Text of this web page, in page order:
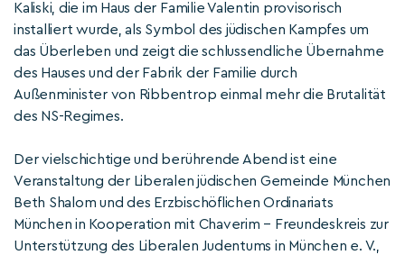
Kaliski, die im Haus der Familie Valentin provisorisch
installiert wurde, als Symbol des jüdischen Kampfes um
das Überleben und zeigt die schlussendliche Übernahme
des Hauses und der Fabrik der Familie durch
Außenminister von Ribbentrop einmal mehr die Brutalität
des NS-Regimes.
Der vielschichtige und berührende Abend ist eine
Veranstaltung der Liberalen jüdischen Gemeinde München
Beth Shalom und des Erzbischöflichen Ordinariats
München in Kooperation mit Chaverim – Freundeskreis zur
Unterstützung des Liberalen Judentums in München e. V.,